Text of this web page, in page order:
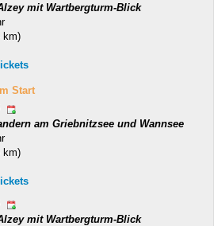
mit Wartbergturm-Blick
km)
Start
am Griebnitzsee und Wannsee
km)
mit Wartbergturm-Blick